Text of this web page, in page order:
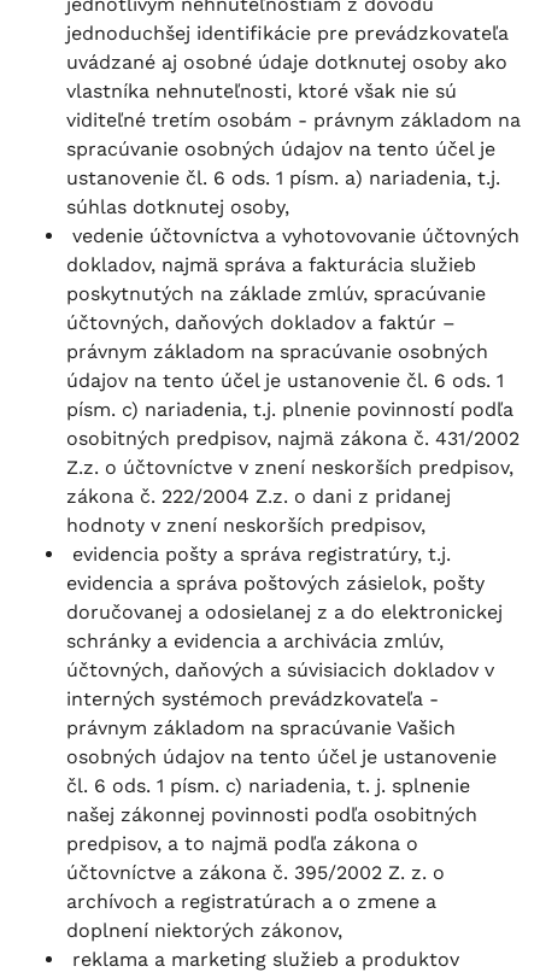
jednoduchšej identifikácie pre prevádzkovateľa
uvádzané aj osobné údaje dotknutej osoby ako
vlastníka nehnuteľnosti, ktoré však nie sú
viditeľné tretím osobám - právnym základom na
spracúvanie osobných údajov na tento účel je
ustanovenie čl. 6 ods. 1 písm. a) nariadenia, t.j.
súhlas dotknutej osoby,
vedenie účtovníctva a vyhotovovanie účtovných
dokladov, najmä správa a fakturácia služieb
poskytnutých na základe zmlúv, spracúvanie
účtovných, daňových dokladov a faktúr –
právnym základom na spracúvanie osobných
údajov na tento účel je ustanovenie čl. 6 ods. 1
písm. c) nariadenia, t.j. plnenie povinností podľa
osobitných predpisov, najmä zákona č. 431/2002
Z.z. o účtovníctve v znení neskorších predpisov,
zákona č. 222/2004 Z.z. o dani z pridanej
hodnoty v znení neskorších predpisov,
evidencia pošty a správa registratúry, t.j.
evidencia a správa poštových zásielok, pošty
doručovanej a odosielanej z a do elektronickej
schránky a evidencia a archivácia zmlúv,
účtovných, daňových a súvisiacich dokladov v
interných systémoch prevádzkovateľa -
právnym základom na spracúvanie Vašich
osobných údajov na tento účel je ustanovenie
čl. 6 ods. 1 písm. c) nariadenia, t. j. splnenie
našej zákonnej povinnosti podľa osobitných
predpisov, a to najmä podľa zákona o
účtovníctve a zákona č. 395/2002 Z. z. o
archívoch a registratúrach a o zmene a
doplnení niektorých zákonov,
reklama a marketing služieb a produktov